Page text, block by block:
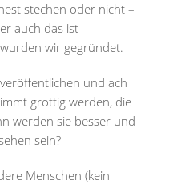
stechen oder nicht –
auch das ist
wir gegründet.
und ach
grottig werden, die
werden sie besser und
sein?
Menschen (kein